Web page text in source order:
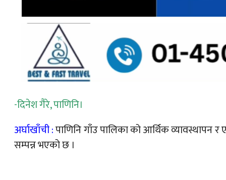
-दिनेश गैरे, पाणिनि।
अर्घाखाँची :पाणिनि गाँउ पालिका को आर्थिक व्यावस्थापन र
सम्पन्न भएको छ ।